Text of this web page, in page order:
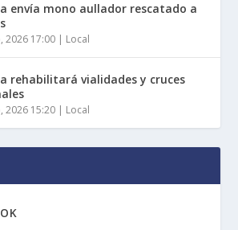
envía mono aullador rescatado a
2026 17:00 | Local
rehabilitará vialidades y cruces
2026 15:20 | Local